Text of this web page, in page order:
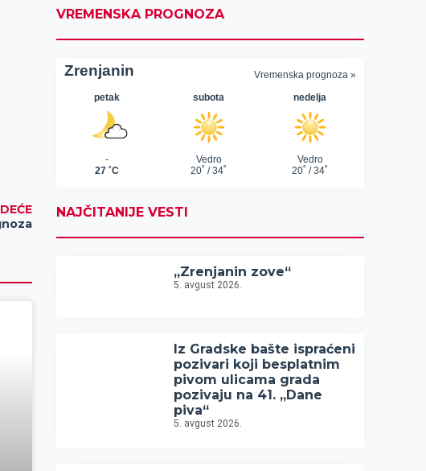
VREMENSKA PROGNOZA
NAJČITANIJE VESTI
„Zrenjanin zove“
5. avgust 2026.
Iz Gradske bašte ispraćeni
pozivari koji besplatnim
pivom ulicama grada
pozivaju na 41. „Dane
piva“
5. avgust 2026.